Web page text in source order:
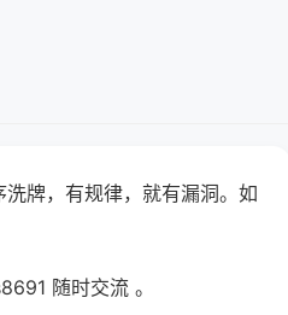
牌，有规律，就有漏洞。如
随时交流 。